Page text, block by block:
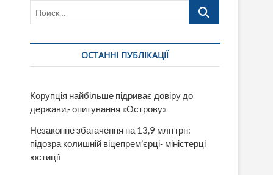
Поиск…
ОСТАННІ ПУБЛІКАЦІЇ
Корупція найбільше підриває довіру до
держави,- опитування «Острову»
Незаконне збагачення на 13,9 млн грн:
підозра колишній віцепрем’єрці- міністерці
юстиції